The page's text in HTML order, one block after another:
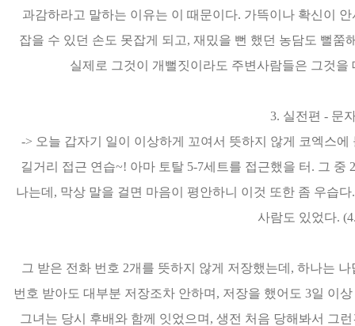
과감하라고 말하는 이유는 이 때문이다. 가뜩이나 확신이
잡을 수 있던 손도 못잡게 되고, 재밌을 뻔 했던 농담도 뻘
실제로 그것이 개뻘짓이라도 주변사람들은 그것
3. 실전편 - 문
-> 오늘 갑자기 일이 이상하게 꼬여서 뜻하지 않게 코엑스
길거리 접근 연습~! 아마 토탈 5-7세트를 접근했을 터. 그
나는데, 막상 말을 걸면 마음이 평안하니 이것 또한 좀 우습
사람도 있었다.
그 받은 전화 번호 2개를 뜻하지 않게 저장했는데, 하나는
번호 받아도 대부분 저장조차 안하며, 저장을 했어도 3일 이
그녀는 당시 후배와 함께 잇었으며, 생전 처음 당해봐서 그